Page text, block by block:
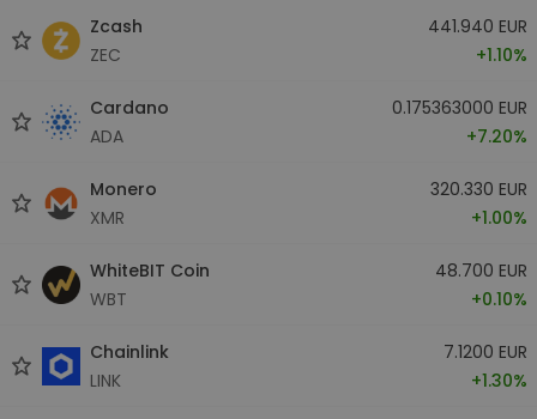
Zcash
ZEC
441.940 EUR
+1.10%
Cardano
ADA
0.175363000 EUR
+7.20%
Monero
XMR
320.330 EUR
+1.00%
WhiteBIT Coin
WBT
48.700 EUR
+0.10%
Chainlink
LINK
7.1200 EUR
+1.30%